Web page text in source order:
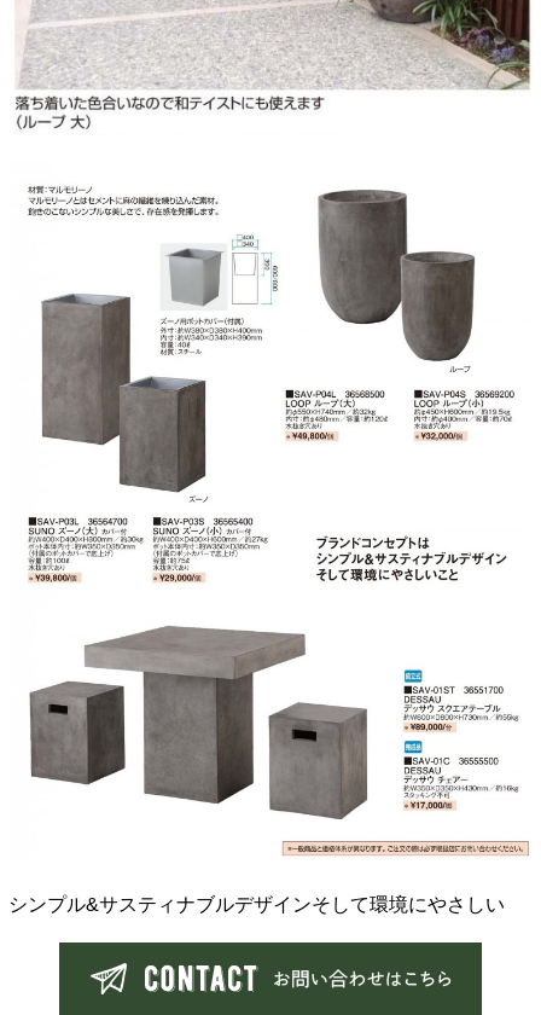
シンプル&サスティナブルデザインそして環境にやさしい